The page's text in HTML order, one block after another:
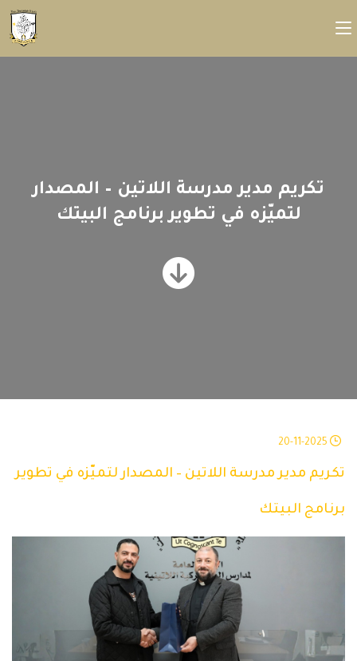
تكريم مدير مدرسة اللاتين – المصدار
لتميّزه في تطوير برنامج البيتك
تكريم مدير مدرسة اللاتين – المصدار لتميّزه في تطوير
برنامج البيتك